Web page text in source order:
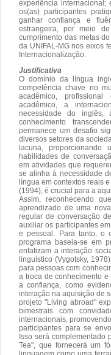
experiência internacional;
os(as) participantes
ganhar confiança e
estrangeira, por meio
cumprimento das metas
da UNIFAL-MG nos eixos
Internacionalização.
Justificativa
O domínio da língua
competência chave no
acadêmico,
acadêmico, a
necessidade do
conhecimento
permanece um desafio
diversos setores da
lacuna,
habilidades de
em atividades que
se alinha à necessidade
língua em contextos reais
(1994), é crucial para a
Assim, reconhecendo
aprendizado de uma
regular de conversação
auxiliar os participantes
e pessoal. Para tanto, o
programa baseia-se em
enfatizam a interação
linguístico (Vygotsky,
para pessoas com
a troca de conhecimento
a confiança, como
interação na aquisição de
projeto "Living abroad"
bimestrais com
internacionais,
participantes para se
Isso será complementado
Tea", que fornecerá um